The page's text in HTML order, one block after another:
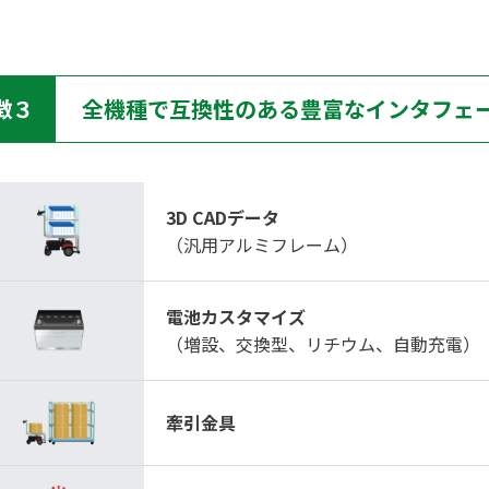
３ 全機種で互換性のある豊富なインタフェ
3D CADデータ
（汎用アルミフレーム）
電池カスタマイズ
（増設、交換型、リチウム、自動充電）
牽引金具